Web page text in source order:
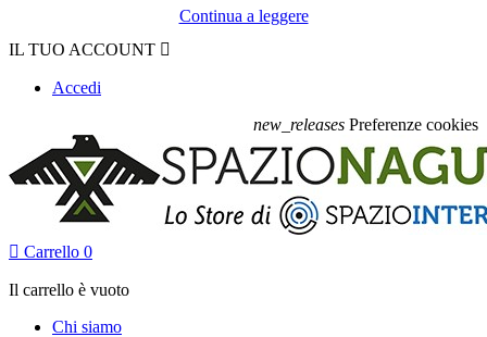
Continua a leggere
IL TUO ACCOUNT 
Accedi
new_releases Preferenze cookies
 Carrello 0
Il carrello è vuoto
Chi siamo